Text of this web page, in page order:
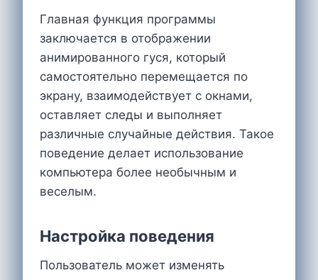
Главная функция программы
заключается в отображении
анимированного гуся, который
самостоятельно перемещается по
экрану, взаимодействует с окнами,
оставляет следы и выполняет
различные случайные действия. Такое
поведение делает использование
компьютера более необычным и
веселым.
Настройка поведения
Пользователь может изменять